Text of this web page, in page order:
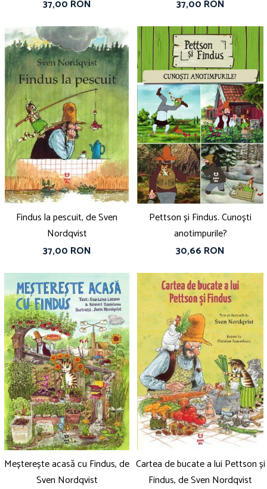
37,00 RON 37,00 RON
Findus la pescuit, de Sven
Nordqvist
37,00 RON
Pettson și Findus. Cunoști
anotimpurile?
30,66 RON
Meșterește acasă cu Findus, de
Sven Nordqvist
Cartea de bucate a lui Pettson și
Findus, de Sven Nordqvist